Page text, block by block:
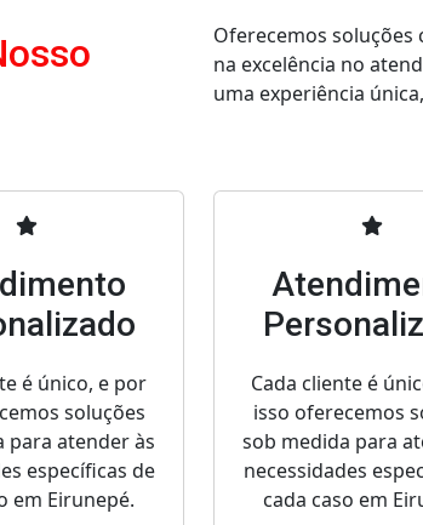
Oferecemos soluções
na excelência no
uma experiência
é único, e por
soluções
para atender às
específicas de
em Eirunepé.
Cada cliente é
isso oferecemos
sob medida para
necessidades
cada caso em